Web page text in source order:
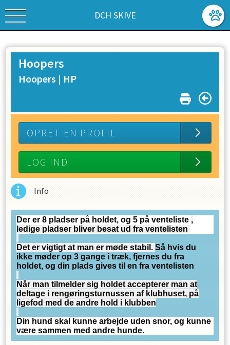
DCH SKIVE
Hoopers
Hoopers | HP
OPRET EN PROFIL
LOG IND
Info
Der er 8 pladser på holdet, og 5 på venteliste ,
ledige pladser bliver besat ud fra ventelisten
Det er vigtigt at man er møde stabil. Så hvis du
ikke møder op 3 gange i træk, fjernes du fra
holdet, og din plads gives til en fra ventelisten
Når man tilmelder sig holdet accepterer man at
deltage i rengøringsturnussen af klubhuset, på
ligefod med de andre hold i klubben
Din hund skal kunne arbejde uden snor, og kunne
være sammen med andre hunde.